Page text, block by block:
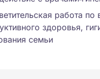
работа по
здоровья,
семьи